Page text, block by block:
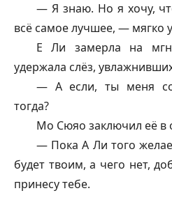
— Я знаю. Но я хочу,
всё самое лучшее, — мягко
Е Ли замерла на
удержала слёз,
— А если, ты меня
тогда?
Мо Сюяо заключил её в
— Пока А Ли того
будет твоим, а чего нет,
принесу тебе.